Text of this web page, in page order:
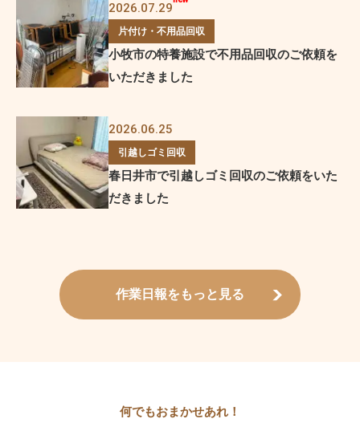
2026.07.29
片付け・不用品回収
小牧市の特養施設で不用品回収のご依頼を
いただきました
2026.06.25
引越しゴミ回収
春日井市で引越しゴミ回収のご依頼をいた
だきました
作業日報をもっと見る